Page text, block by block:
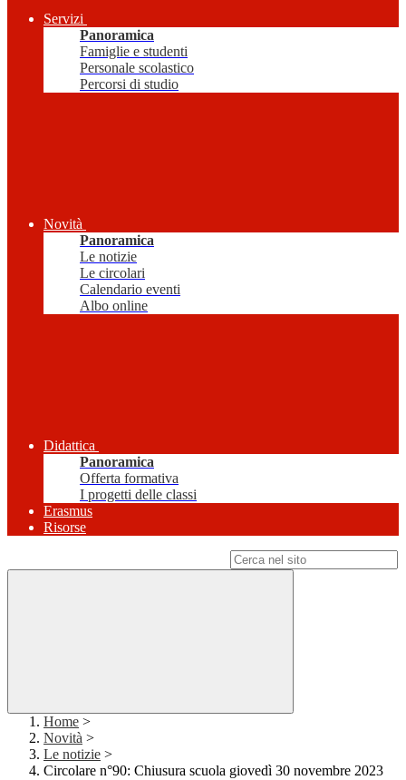
Servizi
Panoramica
Famiglie e studenti
Personale scolastico
Percorsi di studio
Novità
Panoramica
Le notizie
Le circolari
Calendario eventi
Albo online
Didattica
Panoramica
Offerta formativa
I progetti delle classi
Erasmus
Risorse
Home >
Novità >
Le notizie >
Circolare n°90: Chiusura scuola giovedì 30 novembre 2023